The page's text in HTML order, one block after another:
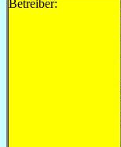
Betreiber: